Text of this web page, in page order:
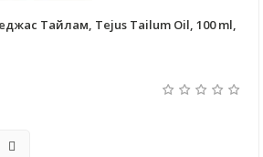
Тайлам, Tejus Tailum Oil, 100 ml,